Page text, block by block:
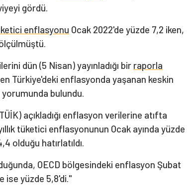
gördü.
enflasyonu Ocak 2022'de yüzde 7,2 iken,
dün (5 Nisan) yayınladığı bir raporla
Türkiye'deki enflasyonda yaşanan keskin
yorumunda bulundu.
açıkladığı enflasyon verilerine atıfta
tüketici enflasyonunun Ocak ayında yüzde
olduğu hatırlatıldı.
OECD bölgesindeki enflasyon Şubat
ise yüzde 5,8'di."